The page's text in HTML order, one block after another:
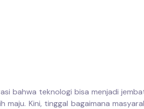
bahwa teknologi bisa menjadi
maju. Kini, tinggal bagaimana